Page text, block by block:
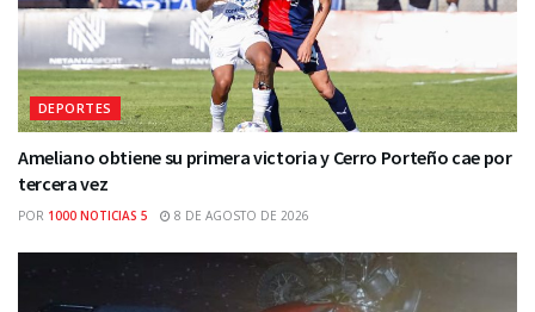
DEPORTES
Ameliano obtiene su primera victoria y Cerro Porteño cae por
tercera vez
POR 1000 NOTICIAS 5 8 DE AGOSTO DE 2026